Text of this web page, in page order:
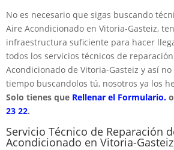
No es necesario que sigas buscando
Aire Acondicionado en Vitoria-Gasteiz,
infraestructura suficiente para hacer
todos los servicios técnicos de
Acondicionado de Vitoria-Gasteiz y así
tiempo buscandolos tú, nosotros ya los
Solo tienes que Rellenar el Formulario.
23 22.
Servicio Técnico de Reparación
Acondicionado en Vitoria-Gasteiz